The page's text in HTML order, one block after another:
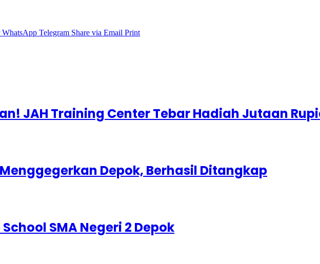
WhatsApp Telegram Share via Email Print
JAH Training Center Tebar Hadiah Jutaan
Depok, Berhasil Ditangkap
SMA Negeri 2 Depok